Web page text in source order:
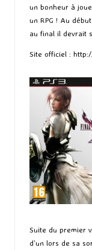
un bonheur à
un RPG ! Au
au final il devrait
Site officiel :
Suite du premier
d’un lors de sa